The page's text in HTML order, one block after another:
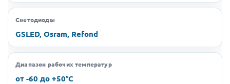
Светодиоды
GSLED, Osram, Refond
Диапазон рабочих температур
от -60 до +50°C